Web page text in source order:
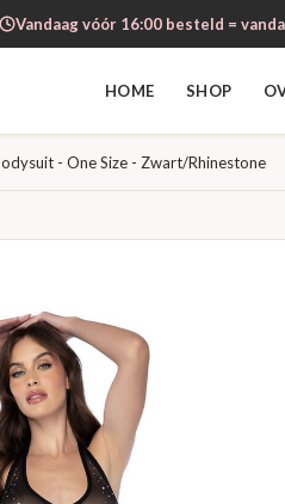
Vandaag vóór 16:00 besteld =
HOME SHOP
- One Size - Zwart/Rhinestone